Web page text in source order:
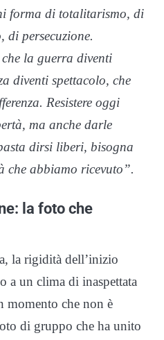
forma di totalitarismo, di
di persecuzione.
la guerra diventi
diventi spettacolo, che
Resistere oggi
ma anche darle
dirsi liberi, bisogna
che abbiamo ricevuto”.
la foto che
la rigidità dell’inizio
a un clima di inaspettata
momento che non è
di gruppo che ha unito